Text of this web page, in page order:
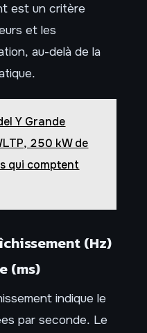
est un critère
et les
au-delà de la
Y Grande
250 kW de
qui comptent
(Hz)
(ms)
indique le
par seconde. Le